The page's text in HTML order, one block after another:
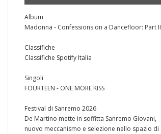
Giorno 124
http://i51.tinypic.com/ixrz0p.jpg I
ragazzi si divertono ad
di fantasia di Raoul, quando ad
un tratto il...
Album
Madonna - Confessions on a Dancefloor: Part II
Classifiche
Classifiche Spotify Italia
Singoli
FOURTEEN - ONE MORE KISS
Festival di Sanremo 2026
De Martino mette in soffitta Sanremo Giovani,
nuovo meccanismo e selezione nello spazio di